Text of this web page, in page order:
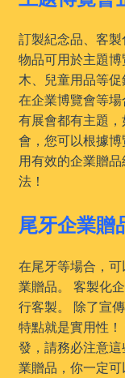
訂製紀念品、客
物品可用於主題
木、兒童用品等
在企業博覽會等
有展會都有主題
會，您可以根據
用有效的企業贈
法！
尾牙企業贈
在尾牙等場合，
業贈品。 客製化
行客製。 除了宣
特點就是實用性
發，請務必注意
業贈品，你一定